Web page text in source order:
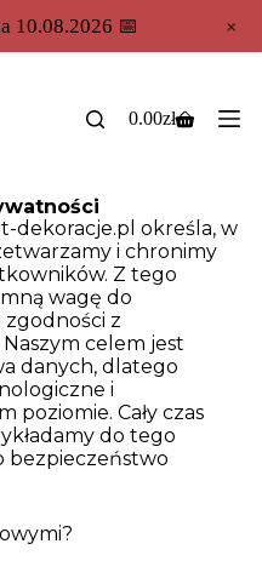
0.00zł
dekoracje.pl określa, w
i chronimy
Z tego
wagę do
zgodności z
celem jest
danych, dlatego
i
poziomie. Cały czas
do tego
bezpieczeństwo
10.08.2026 📅 +